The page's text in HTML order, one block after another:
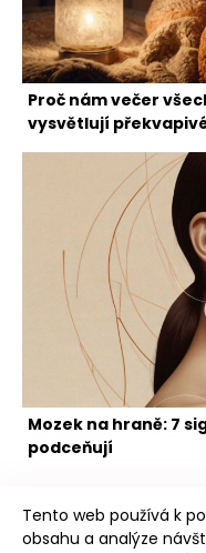
Proč nám večer
vysvětlují
Mozek na hraně: 7
podceňují
Tento web používá k
obsahu a analýze